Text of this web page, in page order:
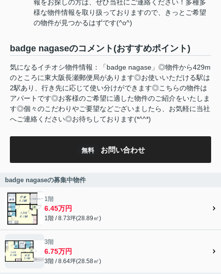
報をお探しの方は、ぜひ当社にご連絡ください！多種多
様な物件情報を取り扱っておりますので、きっとご希望
の物件が見つかるはずです(^o^)
badge nagaseのコメント(おすすめポイント)
気になるイチオシ物件情報：「badge nagase」◎物件から429m
のところに東大阪長瀬郵便局があります◎お使いいただける駅は
2駅あり、行き先に応じて使い分けができます◎こちらの物件は
アパートです◎お客様のご希望に適した物件のご紹介をいたしま
す◎個々のこだわりやご要望などございましたら、お気軽に当社
へご連絡ください◎お待ちしております(*^^*)
無料 お問い合わせ
badge nagaseの募集中物件
1階
6.45万円
1階 / 8.73坪(28.89㎡)
3階
6.75万円
3階 / 8.64坪(28.58㎡)